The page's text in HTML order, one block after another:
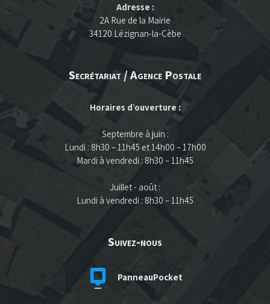
Adresse :
2A Rue de la Mairie
34120 Lézignan-la-Cèbe
Secrétariat / Agence Postale
Horaires d’ouverture :
Septembre à juin :
Lundi : 8h30 – 11h45 et 14h00 – 17h00
Mardi à vendredi : 8h30 – 11h45
Juillet - août :
Lundi à vendredi : 8h30 – 11h45
Suivez-nous
PanneauPocket